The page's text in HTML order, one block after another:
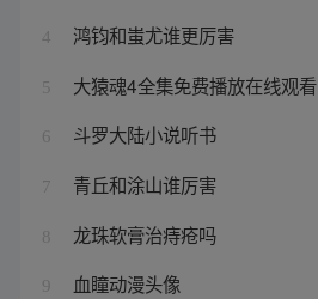
4 鸿钧和蚩尤谁更厉害
5 大猿魂4全集免费播放在线观看
6 斗罗大陆小说听书
7 青丘和涂山谁厉害
8 龙珠软膏治痔疮吗
9 血瞳动漫头像